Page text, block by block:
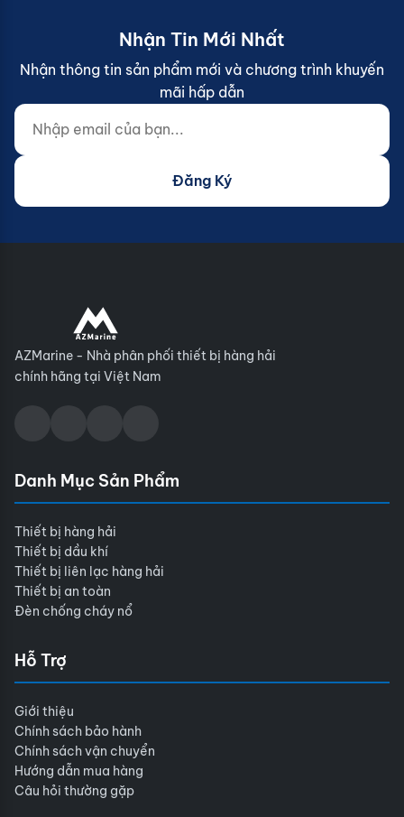
Nhận Tin Mới Nhất
Nhận thông tin sản phẩm mới và chương trình khuyến
mãi hấp dẫn
Nhập email của bạn...
Website (do not fill)
Đăng Ký
AZMarine - Nhà phân phối thiết bị hàng hải
chính hãng tại Việt Nam
Danh Mục Sản Phẩm
Thiết bị hàng hải
Thiết bị dầu khí
Thiết bị liên lạc hàng hải
Thiết bị an toàn
Đèn chống cháy nổ
Hỗ Trợ
Giới thiệu
Chính sách bảo hành
Chính sách vận chuyển
Hướng dẫn mua hàng
Câu hỏi thường gặp